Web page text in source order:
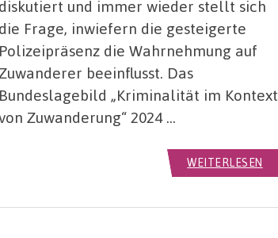
diskutiert und immer wieder stellt sich
die Frage, inwiefern die gesteigerte
Polizeipräsenz die Wahrnehmung auf
beeinflusst. Das
Bundeslagebild „Kriminalität im Kontext
Zuwanderung“ 2024 …
WEITERLESEN